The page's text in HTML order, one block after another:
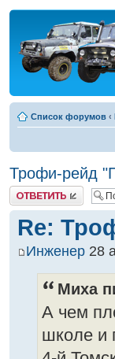
Список форумов ‹
Трофи-рейд
Ответить
Re:
Инженер 28
Миха
А чем
школе и